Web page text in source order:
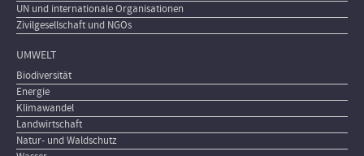
UN und internationale Organisationen
Zivilgesellschaft und NGOs
UMWELT
Biodiversität
Energie
Klimawandel
Landwirtschaft
Natur- und Waldschutz